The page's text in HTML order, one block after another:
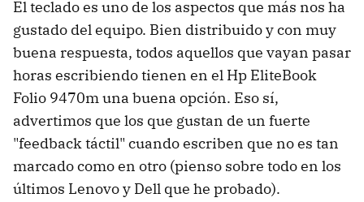
El teclado es uno de los aspectos que más nos ha
gustado del equipo. Bien distribuido y con muy
buena respuesta, todos aquellos que vayan pasar
horas escribiendo tienen en el Hp EliteBook
Folio 9470m una buena opción. Eso sí,
advertimos que los que gustan de un fuerte
"feedback táctil" cuando escriben que no es tan
marcado como en otro (pienso sobre todo en los
últimos Lenovo y Dell que he probado).